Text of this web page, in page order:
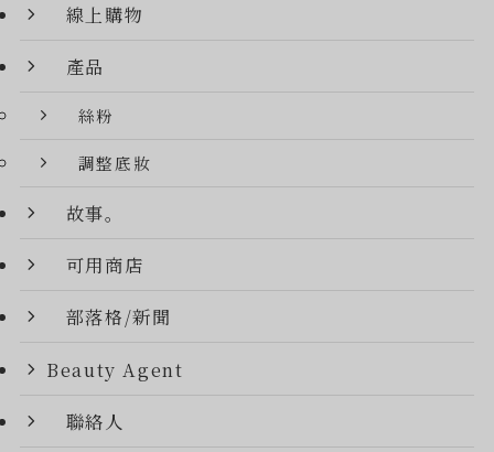
線上購物
產品
絲粉
調整底妝
故事。
可用商店
部落格/新聞
Beauty Agent
聯絡人